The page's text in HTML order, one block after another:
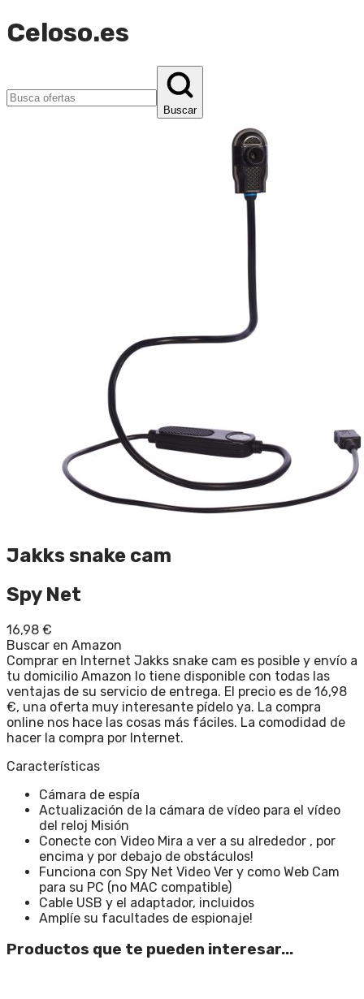
Celoso.es
Buscar
Jakks snake cam
Spy Net
16,98 €
Buscar en Amazon
Comprar en Internet Jakks snake cam es posible y envío a
tu domicilio Amazon lo tiene disponible con todas las
ventajas de su servicio de entrega. El precio es de 16,98
€, una oferta muy interesante pídelo ya. La compra
online nos hace las cosas más fáciles. La comodidad de
hacer la compra por Internet.
Características
Cámara de espía
Actualización de la cámara de vídeo para el vídeo
del reloj Misión
Conecte con Video Mira a ver a su alrededor , por
encima y por debajo de obstáculos!
Funciona con Spy Net Video Ver y como Web Cam
para su PC (no MAC compatible)
Cable USB y el adaptador, incluidos
Amplíe su facultades de espionaje!
Productos que te pueden interesar...